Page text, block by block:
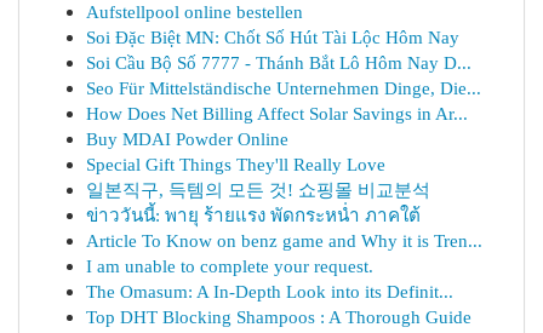
Aufstellpool online bestellen
Soi Đặc Biệt MN: Chốt Số Hút Tài Lộc Hôm Nay
Soi Cầu Bộ Số 7777 - Thánh Bắt Lô Hôm Nay D...
Seo Für Mittelständische Unternehmen Dinge, Die...
How Does Net Billing Affect Solar Savings in Ar...
Buy MDAI Powder Online
Special Gift Things They'll Really Love
일본직구, 득템의 모든 것! 쇼핑몰 비교분석
ข่าววันนี้: พายุ ร้ายแรง พัดกระหน่ำ ภาคใต้
Article To Know on benz game and Why it is Tren...
I am unable to complete your request.
The Omasum: A In-Depth Look into its Definit...
Top DHT Blocking Shampoos : A Thorough Guide